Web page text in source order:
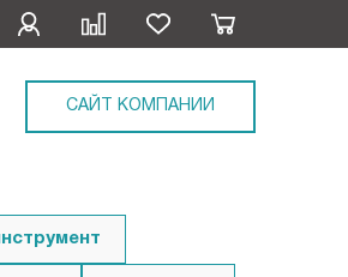
САЙТ КОМПАНИИ